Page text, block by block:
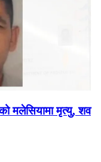
मलेसियामा मृत्यु, शव